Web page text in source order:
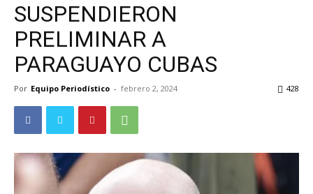
SUSPENDIERON
PRELIMINAR A
PARAGUAYO CUBAS
Por Equipo Periodístico - febrero 2, 2024 428